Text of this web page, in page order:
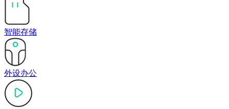
智能存储
外设办公